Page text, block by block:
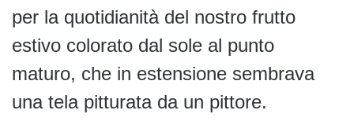
per la quotidianità del nostro frutto
estivo colorato dal sole al punto
maturo, che in estensione sembrava
una tela pitturata da un pittore.